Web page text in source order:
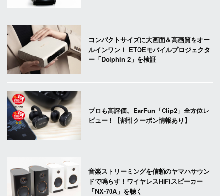
コンパクトサイズに大画面＆高画質をオー
ルインワン！ ETOEモバイルプロジェクタ
ー「Dolphin 2」を検証
プロも高評価。EarFun「Clip2」全方位レ
ビュー！【割引クーポン情報あり】
音楽ストリーミングを信頼のヤマハサウン
ドで鳴らす！ワイヤレスHiFiスピーカー
「NX-70A」を聴く